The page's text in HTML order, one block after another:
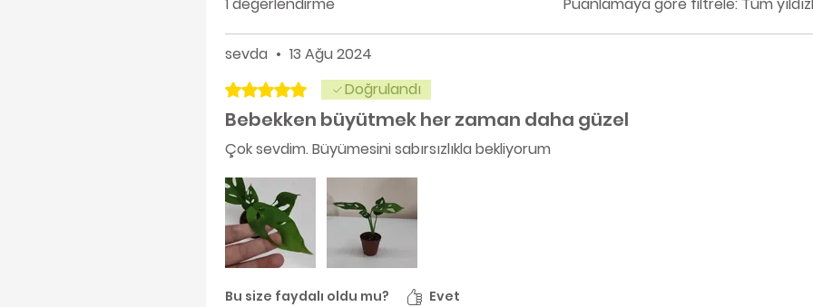
sevda • 13 Ağu 2024
5 üzerinden 5 yıldızDoğrulandı
Bebekken büyütmek her zaman daha güzel
Çok sevdim. Büyümesini sabırsızlıkla bekliyorum
Bu size faydalı oldu mu? Evet